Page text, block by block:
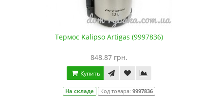
Термос Kalipso Artigas (9997836)
848.87 грн.
Купить
На складе Код товара: 9997836